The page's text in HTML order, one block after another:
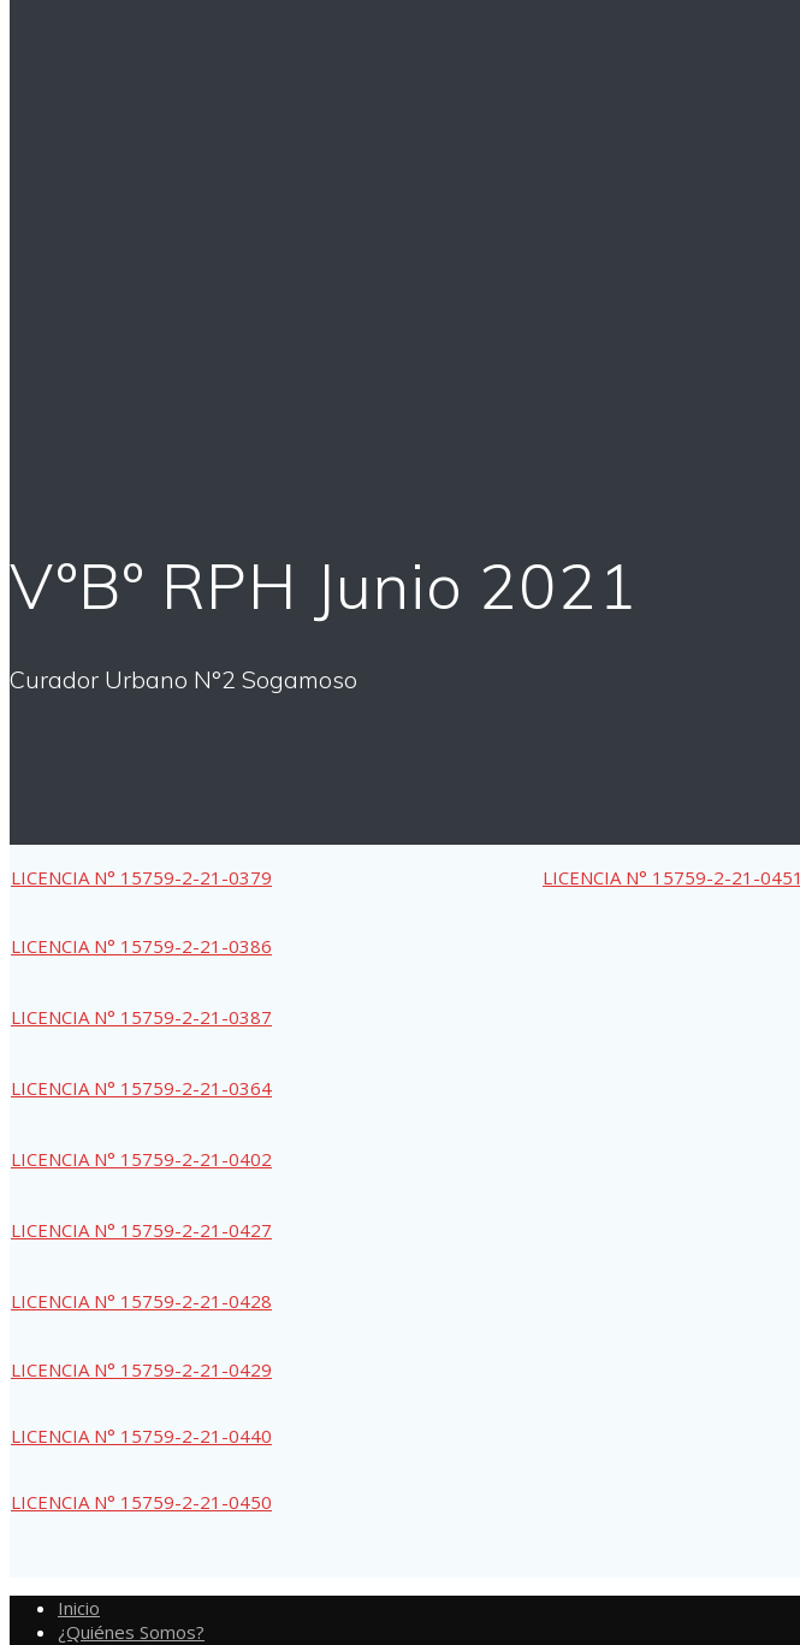
VºBº RPH Junio 2021
Curador Urbano N°2 Sogamoso
LICENCIA N° 15759-2-21-0379 LICENCIA N° 15759-2-21-0451
LICENCIA N° 15759-2-21-0386
LICENCIA N° 15759-2-21-0387
LICENCIA N° 15759-2-21-0364
LICENCIA N° 15759-2-21-0402
LICENCIA N° 15759-2-21-0427
LICENCIA N° 15759-2-21-0428
LICENCIA N° 15759-2-21-0429
LICENCIA N° 15759-2-21-0440
LICENCIA N° 15759-2-21-0450
Inicio
¿Quiénes Somos?